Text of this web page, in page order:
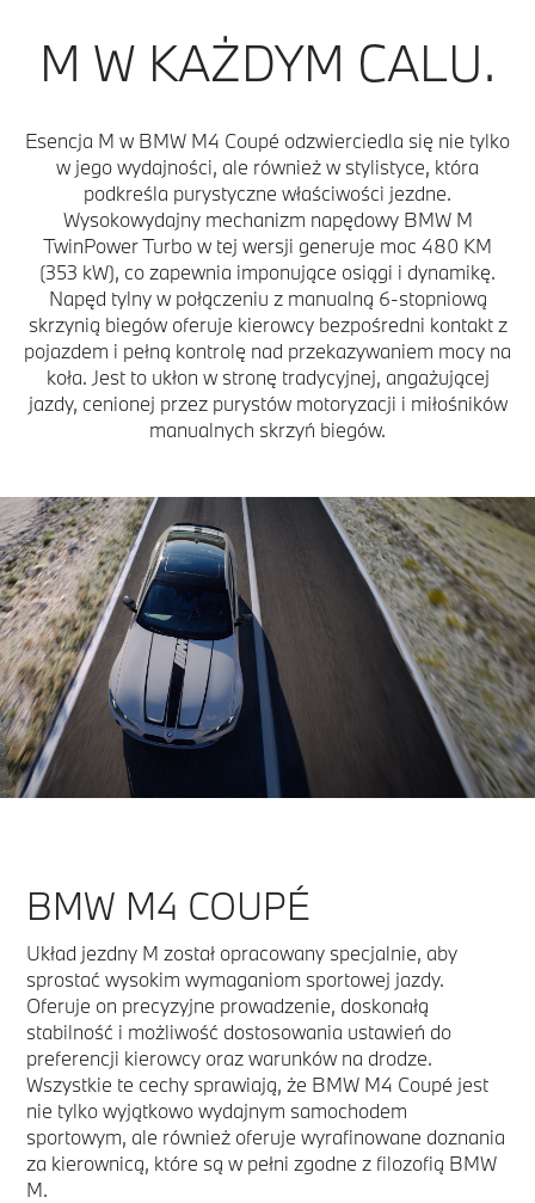
M W KAŻDYM CALU.
Esencja M w BMW M4 Coupé odzwierciedla się nie tylko
w jego wydajności, ale również w stylistyce, która
podkreśla purystyczne właściwości jezdne.
Wysokowydajny mechanizm napędowy BMW M
TwinPower Turbo w tej wersji generuje moc 480 KM
(353 kW), co zapewnia imponujące osiągi i dynamikę.
Napęd tylny w połączeniu z manualną 6-stopniową
skrzynią biegów oferuje kierowcy bezpośredni kontakt z
pojazdem i pełną kontrolę nad przekazywaniem mocy na
koła. Jest to ukłon w stronę tradycyjnej, angażującej
jazdy, cenionej przez purystów motoryzacji i miłośników
manualnych skrzyń biegów.
BMW M4 COUPÉ
Układ jezdny M został opracowany specjalnie, aby
sprostać wysokim wymaganiom sportowej jazdy.
Oferuje on precyzyjne prowadzenie, doskonałą
stabilność i możliwość dostosowania ustawień do
preferencji kierowcy oraz warunków na drodze.
Wszystkie te cechy sprawiają, że BMW M4 Coupé jest
nie tylko wyjątkowo wydajnym samochodem
sportowym, ale również oferuje wyrafinowane doznania
za kierownicą, które są w pełni zgodne z filozofią BMW
M.